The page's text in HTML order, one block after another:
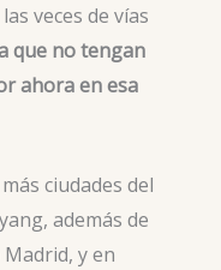
veces de vías
que no tengan
ahora en esa
ciudades del
además de
y en